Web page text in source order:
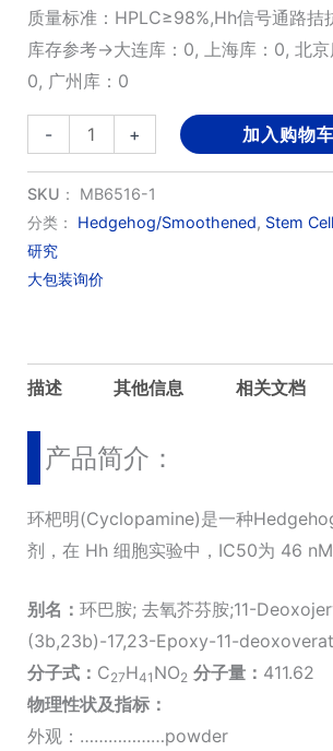
质量标准：HPLC≥98%,Hh信号通路拮
库存参考→大连库：0, 上海库：0, 北京
0, 广州库：0
-
Cyclopamine
数
量
+ 加入购物车
SKU： MB6516-1
分类： Hedgehog/Smoothened, Stem
研究
大包装询价
描述 其他信息 相关文档
产品简介：
环杷明(Cyclopamine)是一种
剂，在 Hh 细胞实验中，IC50为 46 nM
别名： 环巴胺; 去氧芥芬胺;11-
(3b,23b)-17,23-Epoxy-11-
分子式： C27H41 NO2 分子量： 411.62
物理性状及指标：
外观：………………powder